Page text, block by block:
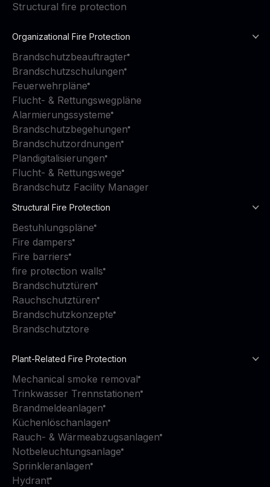
Structural fire protection
Organizational Fire Protection
Brandschutzbeauftragter
Brandschutzschulungen
Feuerwehrpläne
Flucht- & Rettungswegpläne
Alarmierungssysteme
Brandschutzbegehungen
Brandschutzordnungen
Plandigitalisierungen
Flucht- & Rettungswege
Brandschutz Facility Manager
Structural Fire Protection
Bestuhlungspläne
Fire dampers
Fire barriers
fire protection walls
Brandschutztüren
Rauchschutztüren
Brandschutzkonzepte
Brandschutztore
Plant-Related Fire Protection
Mechanical smoke removal
Trinkwasser Trennstationen
Brandmeldeanlagen
Küchenlöschanlagen
Rauch- & Wärmeabzugsanlagen
Notbeleuchtungsanlage
Sprinkleranlagen
Hydrant